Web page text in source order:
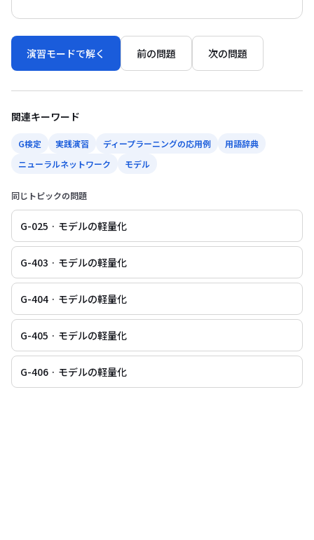
演習モードで解く 前の問題 次の問題
関連キーワード
G検定 実践演習 ディープラーニングの応用例
用語辞典
ニューラルネットワーク
モデル
同じトピックの問題
G-025 · モデルの軽量化
G-403 · モデルの軽量化
G-404 · モデルの軽量化
G-405 · モデルの軽量化
G-406 · モデルの軽量化